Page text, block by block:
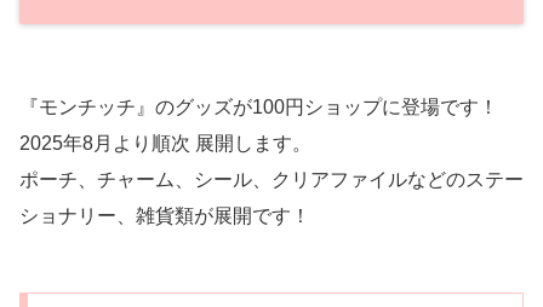
『モンチッチ』のグッズが100円ショップに登場です！
2025年8月より順次 展開します。
ポーチ、チャーム、シール、クリアファイルなどのステー
ショナリー、雑貨類が展開です！